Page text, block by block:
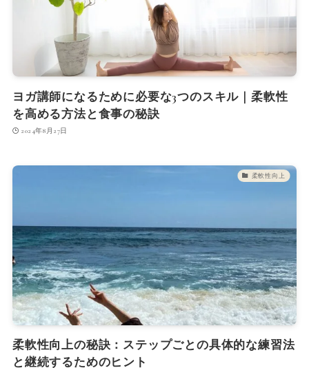
ヨガ講師になるために必要な3つのスキル｜柔軟性
を高める方法と食事の秘訣
2024年8月27日
柔軟性向上
柔軟性向上の秘訣：ステップごとの具体的な練習法
と継続するためのヒント